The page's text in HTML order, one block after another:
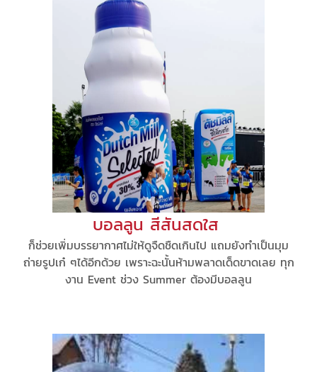
บอลลูน สีสันสดใส
ก็ช่วยเพิ่มบรรยากาศไม่ให้ดูจืดชืดเกินไป แถมยังทำเป็นมุม
ถ่ายรูปเก๋ ๆได้อีกด้วย เพราะฉะนั้นห้ามพลาดเด็ดขาดเลย ทุก
งาน Event ช่วง Summer ต้องมีบอลลูน